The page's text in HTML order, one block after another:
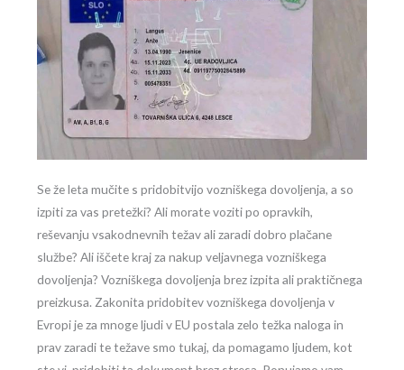
Se že leta mučite s pridobitvijo vozniškega dovoljenja, a so
izpiti za vas pretežki? Ali morate voziti po opravkih,
reševanju vsakodnevnih težav ali zaradi dobro plačane
službe? Ali iščete kraj za nakup veljavnega vozniškega
dovoljenja? Vozniškega dovoljenja brez izpita ali praktičnega
preizkusa. Zakonita pridobitev vozniškega dovoljenja v
Evropi je za mnoge ljudi v EU postala zelo težka naloga in
prav zaradi te težave smo tukaj, da pomagamo ljudem, kot